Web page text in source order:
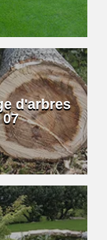
d'arbres
07